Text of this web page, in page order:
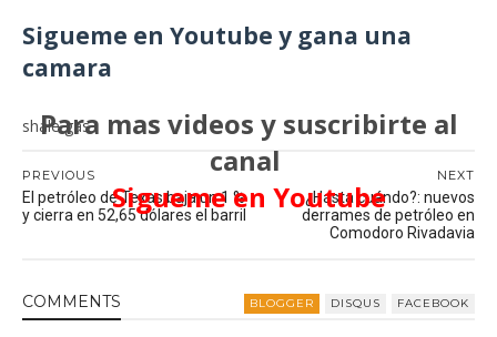
Sigueme en Youtube y gana una
camara
Para mas videos y suscribirte al
canal
Sigueme en Youtube
shale gas
NEXT
¿Hasta cuándo?: nuevos
derrames de petróleo en
Comodoro Rivadavia
PREVIOUS
El petróleo de Texas baja un 1 %
y cierra en 52,65 dólares el barril
COMMENTS BLOGGER DISQUS FACEBOOK